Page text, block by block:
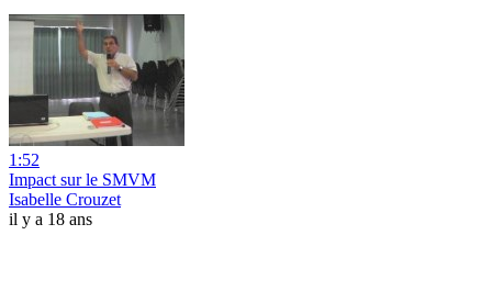
1:52
Impact sur le SMVM
Isabelle Crouzet
il y a 18 ans